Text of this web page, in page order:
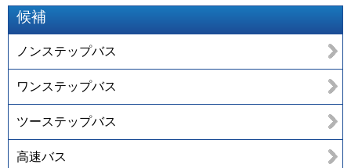
候補
ノンステップバス
ワンステップバス
ツーステップバス
高速バス